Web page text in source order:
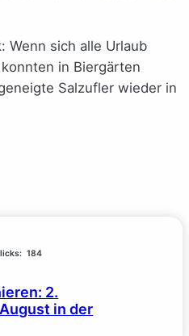
Wenn sich alle Urlaub
in Biergärten
Salzufler wieder in
184
2.
in der